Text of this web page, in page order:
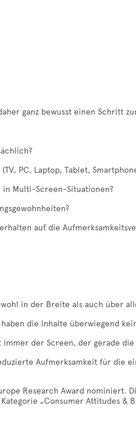
ganz bewusst einen Schritt
PC, Laptop, Tablet,
in Multi-Screen-Situationen?
auf die
in der Breite als auch über
die Inhalte überwiegend
der Screen, der gerade
Aufmerksamkeit für die
Research Award nominiert.
„Consumer Attitudes &